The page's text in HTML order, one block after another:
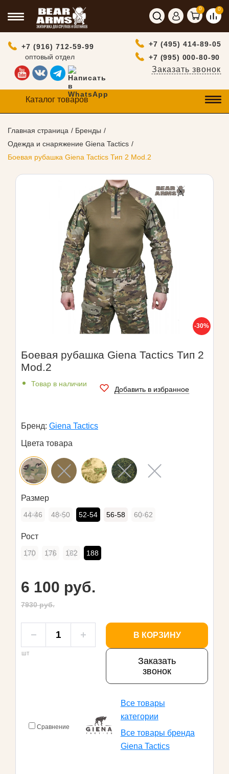
0 0
+7 (916) 712-59-99
оптовый отдел
+7 (495) 414-89-05
+7 (995) 000-80-90
Заказать звонок
Каталог товаров
Главная страница
Бренды
Одежда и снаряжение Giena Tactics
Боевая рубашка Giena Tactics Тип 2 Mod.2
-30%
Боевая рубашка Giena Tactics Тип 2
Mod.2
Товар в наличии
Добавить в избранное
Бренд: Giena Tactics
Цвета товара
Размер
44-46 48-50 52-54 56-58 60-62
Рост
170 176 182 188
7930 руб.
6 100 руб.
шт
В КОРЗИНУ
Заказать
звонок
Сравнение
Все товары
категории
Все товары бренда
Giena Tactics